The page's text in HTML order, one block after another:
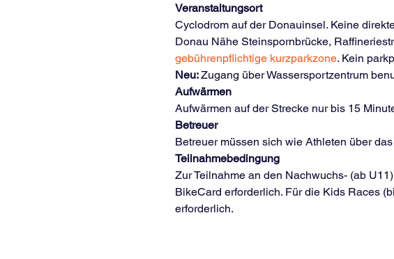
Veranstaltungsort
Cyclodrom auf der Donauinsel. Keine
Donau Nähe Steinspornbrücke,
gebührenpflichtige kurzparkzone. Kein
Neu: Zugang über Wassersportzentrum
Aufwärmen
Aufwärmen auf der Strecke nur bis 15
Betreuer
Betreuer müssen sich wie Athleten über
Teilnahmebedingung
Zur Teilnahme an den Nachwuchs- (ab
BikeCard erforderlich. Für die Kids Races
erforderlich.